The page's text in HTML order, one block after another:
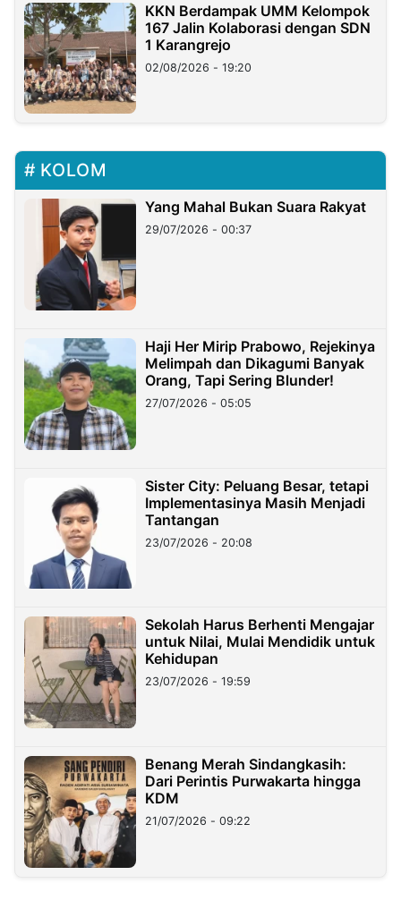
KKN Berdampak UMM Kelompok
167 Jalin Kolaborasi dengan SDN
1 Karangrejo
02/08/2026 - 19:20
KOLOM
Yang Mahal Bukan Suara Rakyat
29/07/2026 - 00:37
Haji Her Mirip Prabowo, Rejekinya
Melimpah dan Dikagumi Banyak
Orang, Tapi Sering Blunder!
27/07/2026 - 05:05
Sister City: Peluang Besar, tetapi
Implementasinya Masih Menjadi
Tantangan
23/07/2026 - 20:08
Sekolah Harus Berhenti Mengajar
untuk Nilai, Mulai Mendidik untuk
Kehidupan
23/07/2026 - 19:59
Benang Merah Sindangkasih:
Dari Perintis Purwakarta hingga
KDM
21/07/2026 - 09:22